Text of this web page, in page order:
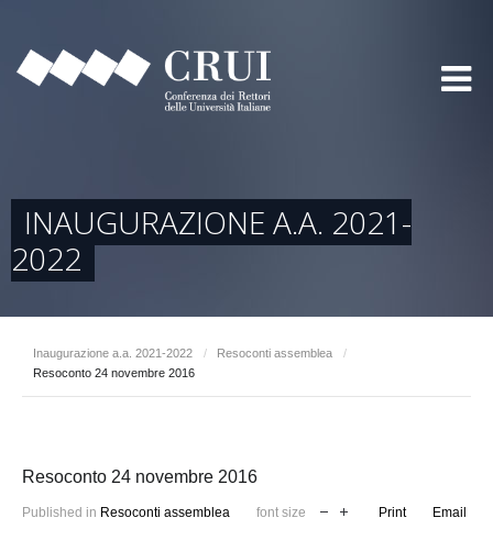
INAUGURAZIONE A.A. 2021-
2022
Inaugurazione a.a. 2021-2022 / Resoconti assemblea
/
Resoconto 24 novembre 2016
Resoconto 24 novembre 2016
Published in Resoconti assemblea font size Print Email